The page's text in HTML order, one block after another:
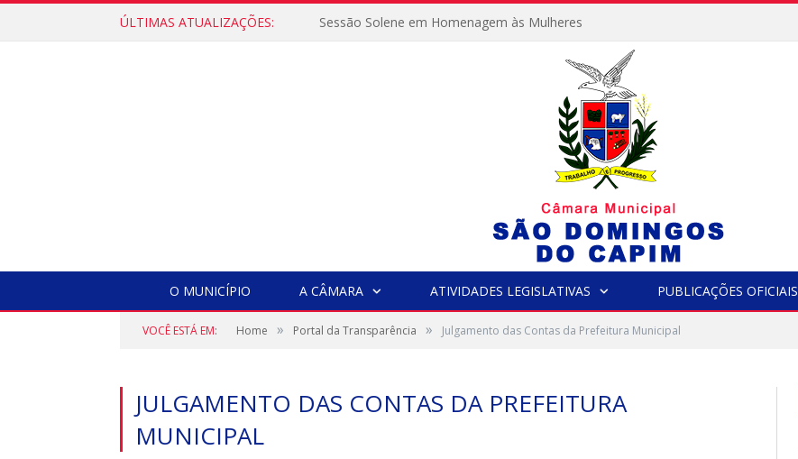
ÚLTIMAS ATUALIZAÇÕES: Sessão Solene em Homenagem às Mulheres
O MUNICÍPIO A CÂMARA ATIVIDADES LEGISLATIVAS PUBLICAÇÕES OFICIAIS
VOCÊ ESTÁ EM: Home » Portal da Transparência » Julgamento das Contas da Prefeitura Municipal
JULGAMENTO DAS CONTAS DA PREFEITURA
MUNICIPAL